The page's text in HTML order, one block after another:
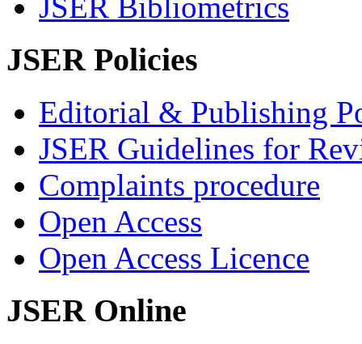
JSER Bibliometrics
JSER Policies
Editorial & Publishing
JSER Guidelines for
Complaints procedure
Open Access
Open Access Licence
JSER Online